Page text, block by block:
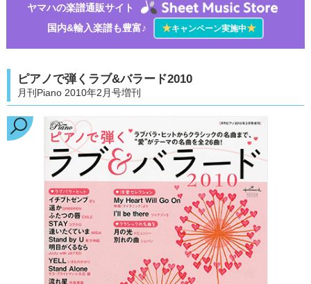
ヤマハの楽譜通販サイト
国内&輸入楽譜も豊富♪
★キャンペーン実施中★
ピアノで弾くラブ&バラード2010
月刊Piano 2010年2月号増刊